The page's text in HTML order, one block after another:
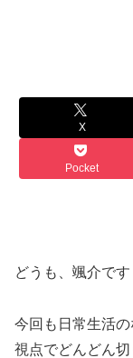
X
Pocket
どうも、颯介です
今回も日常生活
視点でどんどん切